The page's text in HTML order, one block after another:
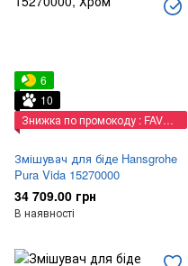
6
10
Знижка по промокоду : FAVORIT
Змішувач для біде Hansgrohe
Pura Vida 15270000
34 709.00 грн
В наявності